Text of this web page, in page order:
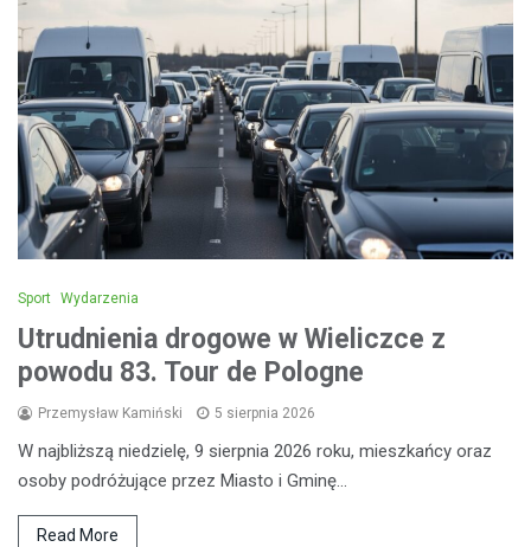
Sport Wydarzenia
Utrudnienia drogowe w Wieliczce z
powodu 83. Tour de Pologne
Przemysław Kamiński 5 sierpnia 2026
W najbliższą niedzielę, 9 sierpnia 2026 roku, mieszkańcy oraz
osoby podróżujące przez Miasto i Gminę…
Read More